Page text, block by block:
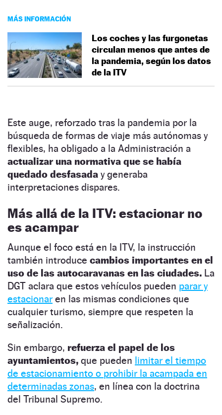
MÁS INFORMACIÓN
Los coches y las furgonetas
circulan menos que antes de
la pandemia, según los datos
de la ITV
Este auge, reforzado tras la pandemia por la
búsqueda de formas de viaje más autónomas y
flexibles, ha obligado a la Administración a
actualizar una normativa que se había
quedado desfasada y generaba
interpretaciones dispares.
Más allá de la ITV: estacionar no
es acampar
Aunque el foco está en la ITV, la instrucción
también introduce cambios importantes en el
uso de las autocaravanas en las ciudades. La
DGT aclara que estos vehículos pueden parar y
estacionar en las mismas condiciones que
cualquier turismo, siempre que respeten la
señalización.
Sin embargo, refuerza el papel de los
ayuntamientos, que pueden limitar el tiempo
de estacionamiento o prohibir la acampada en
determinadas zonas, en línea con la doctrina
del Tribunal Supremo.